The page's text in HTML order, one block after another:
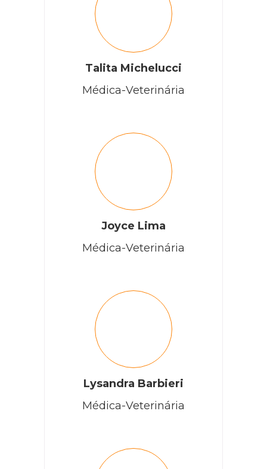
Talita Michelucci
Médica-Veterinária
Joyce Lima
Médica-Veterinária
Lysandra Barbieri
Médica-Veterinária